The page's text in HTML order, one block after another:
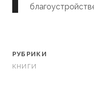
РУБРИКИ
КНИГИ